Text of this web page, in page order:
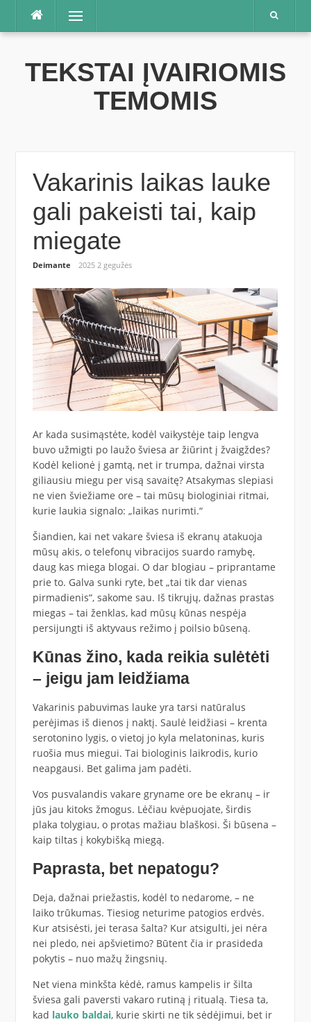
Praleisti
Meniu
TEKSTAI ĮVAIRIOMIS
TEMOMIS
Vakarinis laikas lauke
gali pakeisti tai, kaip
miegate
Deimante 2025 2 gegužės
Ar kada susimąstėte, kodėl vaikystėje taip lengva
buvo užmigti po laužo šviesa ar žiūrint į žvaigždes?
Kodėl kelionė į gamtą, net ir trumpa, dažnai virsta
giliausiu miegu per visą savaitę? Atsakymas slepiasi
ne vien šviežiame ore – tai mūsų biologiniai ritmai,
kurie laukia signalo: „laikas nurimti.“
Šiandien, kai net vakare šviesa iš ekranų atakuoja
mūsų akis, o telefonų vibracijos suardo ramybę,
daug kas miega blogai. O dar blogiau – priprantame
prie to. Galva sunki ryte, bet „tai tik dar vienas
pirmadienis“, sakome sau. Iš tikrųjų, dažnas prastas
miegas – tai ženklas, kad mūsų kūnas nespėja
persijungti iš aktyvaus režimo į poilsio būseną.
Kūnas žino, kada reikia sulėtėti
– jeigu jam leidžiama
Vakarinis pabuvimas lauke yra tarsi natūralus
perėjimas iš dienos į naktį. Saulė leidžiasi – krenta
serotonino lygis, o vietoj jo kyla melatoninas, kuris
ruošia mus miegui. Tai biologinis laikrodis, kurio
neapgausi. Bet galima jam padėti.
Vos pusvalandis vakare gryname ore be ekranų – ir
jūs jau kitoks žmogus. Lėčiau kvėpuojate, širdis
plaka tolygiau, o protas mažiau blaškosi. Ši būsena –
kaip tiltas į kokybišką miegą.
Paprasta, bet nepatogu?
Deja, dažnai priežastis, kodėl to nedarome, – ne
laiko trūkumas. Tiesiog neturime patogios erdvės.
Kur atsisėsti, jei terasa šalta? Kur atsigulti, jei nėra
nei pledo, nei apšvietimo? Būtent čia ir prasideda
pokytis – nuo mažų žingsnių.
Net viena minkšta kėdė, ramus kampelis ir šilta
šviesa gali paversti vakaro rutiną į ritualą. Tiesa ta,
kad lauko baldai, kurie skirti ne tik sėdėjimui, bet ir